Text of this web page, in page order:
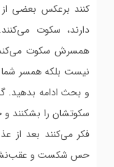
کنند برعکس بعضی
دارند، سکوت
همسرش سکوت می‌کند،
نیست بلکه همسر شما
و بحث ادامه بدهید.
سکوتشان را بشکنند
فکر می‌کنند بعد از
حس شکست و